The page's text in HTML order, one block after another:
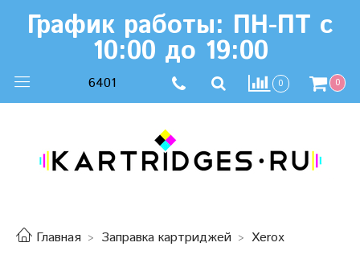
График работы: ПН-ПТ с
10:00 до 19:00
6401 0 0
Главная Заправка картриджей Xerox